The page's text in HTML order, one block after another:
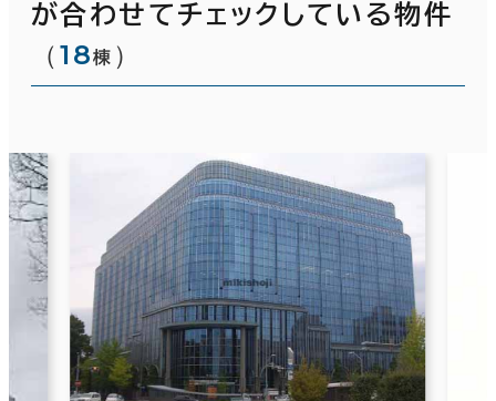
が合わせてチェックしている物件
（18棟 ）